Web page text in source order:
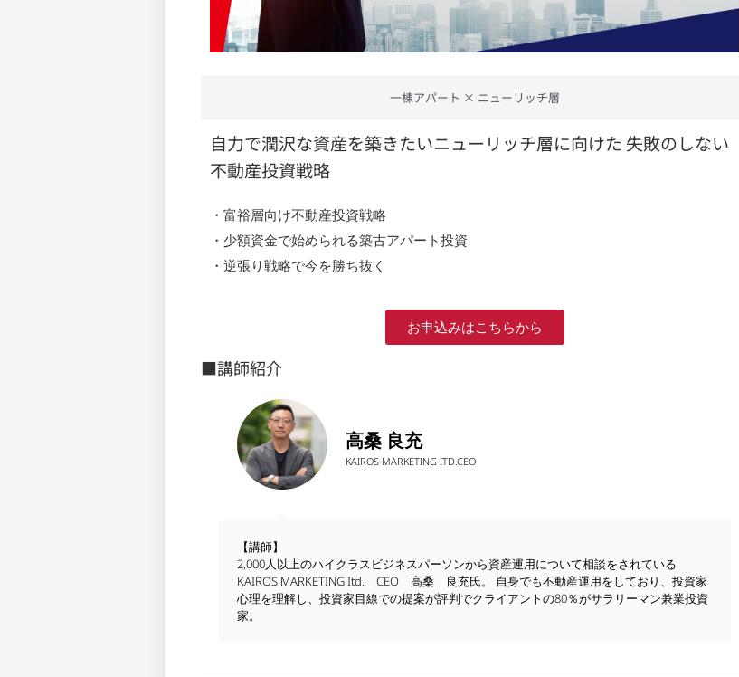
一棟アパート × ニューリッチ層
自力で潤沢な資産を築きたいニューリッチ層に向けた 失敗のしない
不動産投資戦略
・富裕層向け不動産投資戦略
・少額資金で始められる築古アパート投資
・逆張り戦略で今を勝ち抜く
お申込みはこちらから
■講師紹介
【講師】
2,000人以上のハイクラスビジネスパーソンから資産運用について相談をされている
KAIROS MARKETING Itd. CEO 高桑 良充氏。 自身でも不動産運用をしており、投資家
心理を理解し、投資家目線での提案が評判でクライアントの80％がサラリーマン兼業投資
家。
高桑 良充
KAIROS MARKETING ITD.CEO